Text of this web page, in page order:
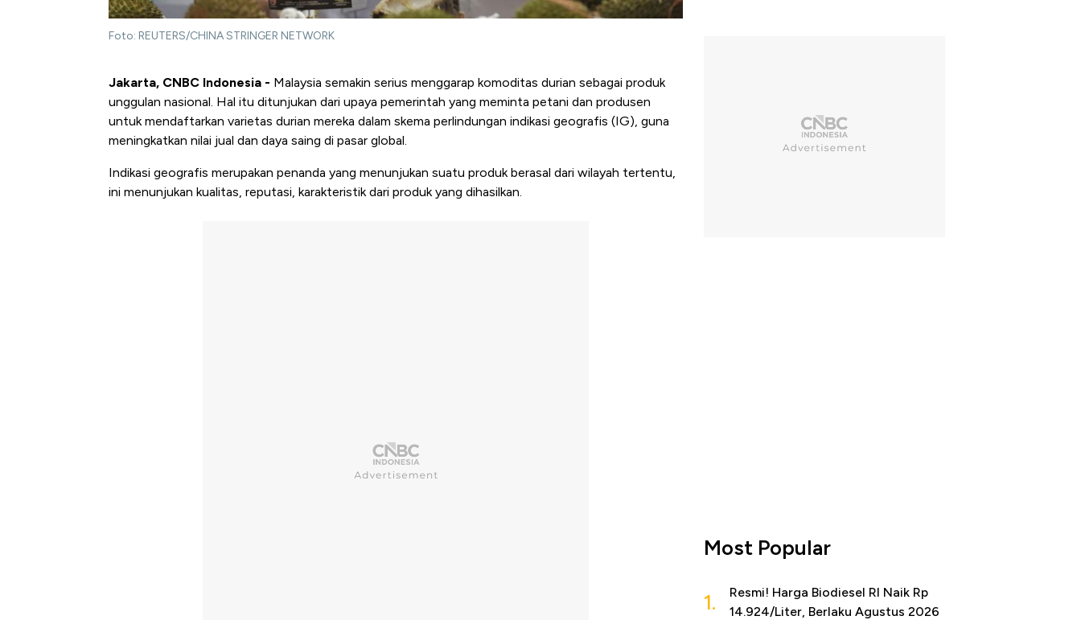
Foto: REUTERS/CHINA STRINGER NETWORK
Jakarta, CNBC Indonesia - Malaysia semakin serius menggarap komoditas durian sebagai produk
unggulan nasional. Hal itu ditunjukan dari upaya pemerintah yang meminta petani dan produsen
untuk mendaftarkan varietas durian mereka dalam skema perlindungan indikasi geografis (IG), guna
meningkatkan nilai jual dan daya saing di pasar global.
Indikasi geografis merupakan penanda yang menunjukan suatu produk berasal dari wilayah tertentu,
ini menunjukan kualitas, reputasi, karakteristik dari produk yang dihasilkan.
Most Popular
1.
Resmi! Harga Biodiesel RI Naik Rp
14.924/Liter, Berlaku Agustus 2026